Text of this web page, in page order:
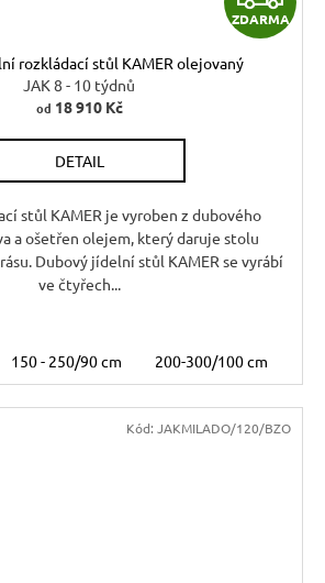
D
ZDARMA
rozkládací stůl KAMER olejovaný
JAK 8 - 10 týdnů
od 18 910 Kč
DETAIL
stůl KAMER je vyroben z dubového
a ošetřen olejem, který daruje stolu
Dubový jídelní stůl KAMER se vyrábí
ve čtyřech...
150 - 250/90 cm 200-300/100 cm
Kód: JAKMILADO/120/BZO